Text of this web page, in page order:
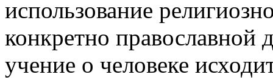
использование
конкретно православной
учение о человеке